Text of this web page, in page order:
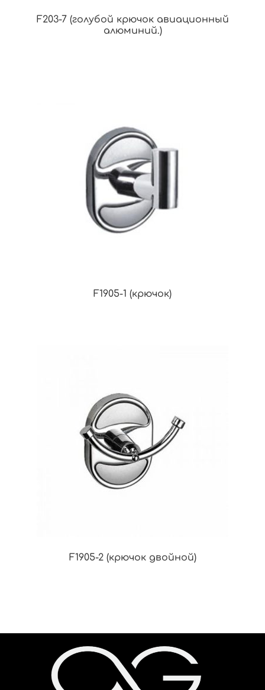
F203-7 (голубой крючок авиационный
алюминий.)
F1905-1 (крючок)
F1905-2 (крючок двойной)